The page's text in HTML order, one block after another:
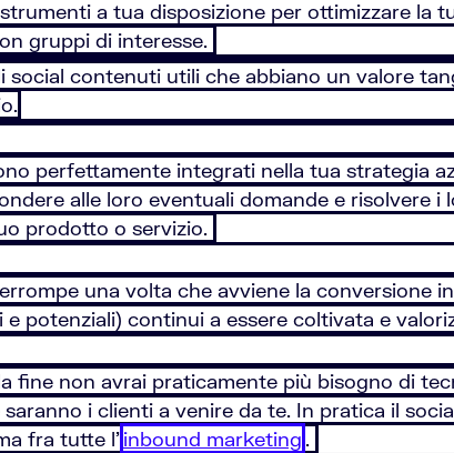
a tua disposizione per ottimizzare la
gruppi di interesse.
social contenuti utili che abbiano un valore
perfettamente integrati nella tua strategia
alle loro eventuali domande e risolvere
prodotto o servizio.
una volta che avviene la conversione
potenziali) continui a essere coltivata e
fine non avrai praticamente più bisogno di
i clienti a venire da te. In pratica il
fra tutte l'inbound marketing .